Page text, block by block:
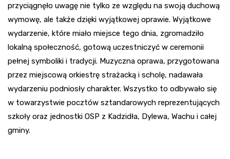
przyciągnęło uwagę nie tylko ze względu na swoją duchową
wymowę, ale także dzięki wyjątkowej oprawie. Wyjątkowe
wydarzenie, które miało miejsce tego dnia, zgromadziło
lokalną społeczność, gotową uczestniczyć w ceremonii
pełnej symboliki i tradycji. Muzyczna oprawa, przygotowana
przez miejscową orkiestrę strażacką i scholę, nadawała
wydarzeniu podniosły charakter. Wszystko to odbywało się
w towarzystwie pocztów sztandarowych reprezentujących
szkoły oraz jednostki OSP z Kadzidła, Dylewa, Wachu i całej
gminy.